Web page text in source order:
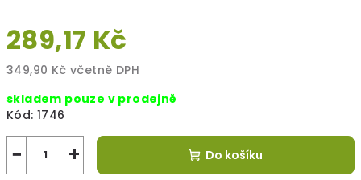
289,17 Kč
349,90 Kč včetně DPH
cena:
skladem pouze v prodejně
Kód: 1746
+
− Do košíku